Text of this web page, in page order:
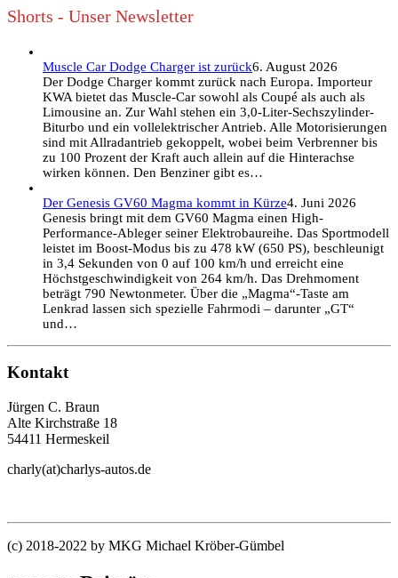
Shorts - Unser Newsletter
Muscle Car Dodge Charger ist zurück6. August 2026
Der Dodge Charger kommt zurück nach Europa. Importeur
KWA bietet das Muscle-Car sowohl als Coupé als auch als
Limousine an. Zur Wahl stehen ein 3,0-Liter-Sechszylinder-
Biturbo und ein vollelektrischer Antrieb. Alle Motorisierungen
sind mit Allradantrieb gekoppelt, wobei beim Verbrenner bis
zu 100 Prozent der Kraft auch allein auf die Hinterachse
wirken können. Den Benziner gibt es…
Der Genesis GV60 Magma kommt in Kürze4. Juni 2026
Genesis bringt mit dem GV60 Magma einen High-
Performance-Ableger seiner Elektrobaureihe. Das Sportmodell
leistet im Boost-Modus bis zu 478 kW (650 PS), beschleunigt
in 3,4 Sekunden von 0 auf 100 km/h und erreicht eine
Höchstgeschwindigkeit von 264 km/h. Das Drehmoment
beträgt 790 Newtonmeter. Über die „Magma“-Taste am
Lenkrad lassen sich spezielle Fahrmodi – darunter „GT“
und…
Kontakt
Jürgen C. Braun
Alte Kirchstraße 18
54411 Hermeskeil
charly(at)charlys-autos.de
(c) 2018-2022 by MKG Michael Kröber-Gümbel